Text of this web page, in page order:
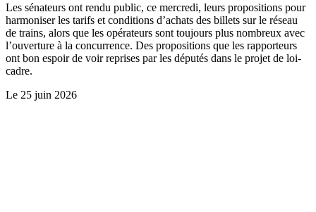
Les sénateurs ont rendu public, ce mercredi, leurs propositions pour
harmoniser les tarifs et conditions d’achats des billets sur le réseau
de trains, alors que les opérateurs sont toujours plus nombreux avec
l’ouverture à la concurrence. Des propositions que les rapporteurs
ont bon espoir de voir reprises par les députés dans le projet de loi-
cadre.
Le 25 juin 2026